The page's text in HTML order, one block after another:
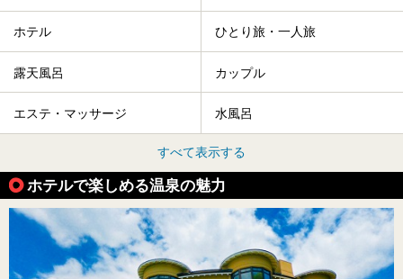
ホテル ひとり旅・一人旅
露天風呂 カップル
エステ・マッサージ 水風呂
すべて表示する
ホテルで楽しめる温泉の魅力